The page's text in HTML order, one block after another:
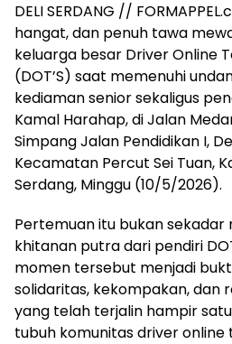
DELI SERDANG //
hangat, dan penuh tawa
keluarga besar Driver Online
(DOT’S) saat memenuhi
kediaman senior sekaligus
Kamal Harahap, di Jalan
Simpang Jalan Pendidikan I,
Kecamatan Percut Sei Tuan,
Serdang, Minggu (10/5/2026).
Pertemuan itu bukan
khitanan putra dari pendiri
momen tersebut menjadi
solidaritas, kekompakan, dan
yang telah terjalin hampir
tubuh komunitas driver online